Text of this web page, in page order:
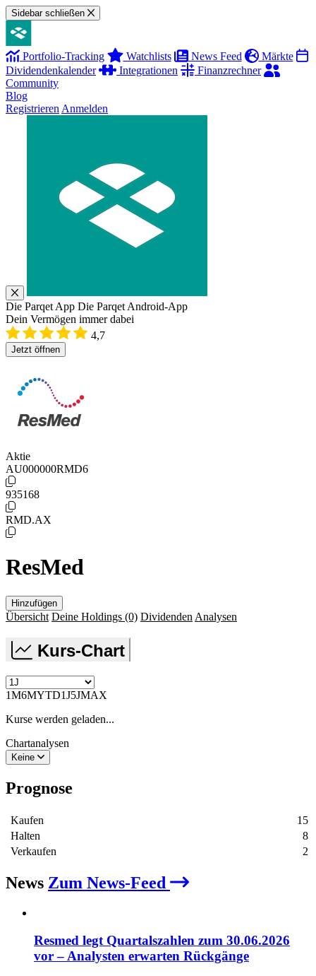
Sidebar schließen
Portfolio-Tracking Watchlists News Feed
Märkte
Dividendenkalender
Integrationen
Finanzrechner
Community
Blog
Registrieren Anmelden
Die Parqet App Die Parqet Android-App
Dein Vermögen immer dabei
4,7
Jetzt öffnen
Aktie
AU000000RMD6
935168
RMD.AX
ResMed
Hinzufügen
Übersicht Deine Holdings (0) Dividenden Analysen
Kurs-Chart
1M6MYTD1J5JMAX
Kurse werden geladen...
Chartanalysen
Keine
Prognose
Kaufen
15
Halten
8
Verkaufen
2
News Zum News-Feed
Resmed legt Quartalszahlen zum 30.06.2026
vor – Analysten erwarten Rückgänge